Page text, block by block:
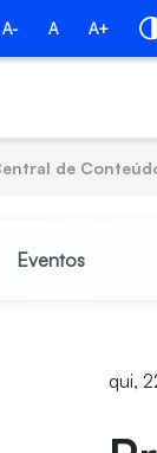
A- A A+
de
Eventos
qui,